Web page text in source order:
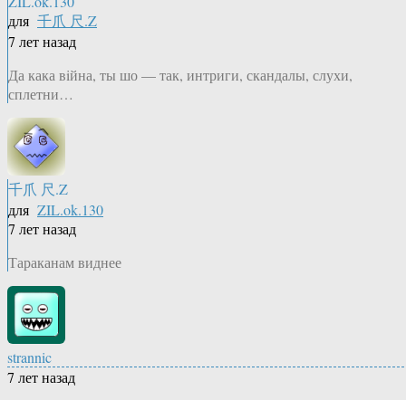
для 千爪 尺.Z
7 лет назад
Да кака вiйна, ты шо — так, интриги, скандалы, слухи,
сплетни…
千爪 尺.Z
для ZIL.ok.130
7 лет назад
Тараканам виднее
strannic
7 лет назад